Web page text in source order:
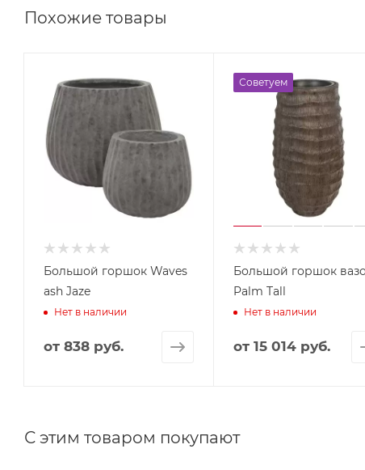
Похожие товары
Большой горшок Waves
ash Jaze
Нет в наличии
от 838 руб.
Советуем
Большой горшок вазон
Palm Tall
Нет в наличии
от 15 014 руб.
С этим товаром покупают